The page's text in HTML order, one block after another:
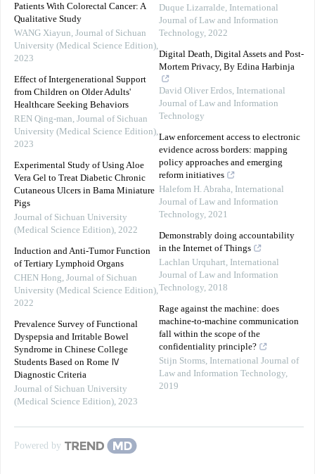
Patients With Colorectal Cancer: A
Qualitative Study
WANG Xiayun, Journal of Sichuan
University (Medical Science Edition),
2023
Effect of Intergenerational Support
from Children on Older Adults'
Healthcare Seeking Behaviors
REN Qing-man, Journal of Sichuan
University (Medical Science Edition),
2023
Experimental Study of Using Aloe
Vera Gel to Treat Diabetic Chronic
Cutaneous Ulcers in Bama Miniature
Pigs
Journal of Sichuan University
(Medical Science Edition), 2022
Induction and Anti-Tumor Function
of Tertiary Lymphoid Organs
CHEN Hong, Journal of Sichuan
University (Medical Science Edition),
2022
Prevalence Survey of Functional
Dyspepsia and Irritable Bowel
Syndrome in Chinese College
Students Based on Rome Ⅳ
Diagnostic Criteria
Journal of Sichuan University
(Medical Science Edition), 2023
Duque Lizarralde, International
Journal of Law and Information
Technology, 2022
Digital Death, Digital Assets and Post-
Mortem Privacy, By Edina Harbinja
David Oliver Erdos, International
Journal of Law and Information
Technology
Law enforcement access to electronic
evidence across borders: mapping
policy approaches and emerging
reform initiatives
Halefom H. Abraha, International
Journal of Law and Information
Technology, 2021
Demonstrably doing accountability
in the Internet of Things
Lachlan Urquhart, International
Journal of Law and Information
Technology, 2018
Rage against the machine: does
machine-to-machine communication
fall within the scope of the
confidentiality principle?
Stijn Storms, International Journal of
Law and Information Technology,
2019
Powered by